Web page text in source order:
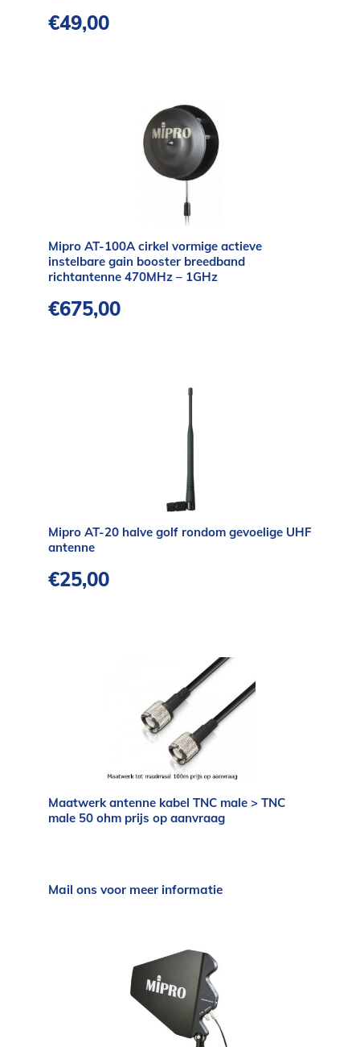
€49,00
Mipro AT-100A cirkel vormige actieve
instelbare gain booster breedband
richtantenne 470MHz – 1GHz
€675,00
Mipro AT-20 halve golf rondom gevoelige UHF
antenne
€25,00
Maatwerk antenne kabel TNC male > TNC
male 50 ohm prijs op aanvraag
Mail ons voor meer informatie